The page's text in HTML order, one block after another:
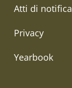
Atti di notifica
Privacy
Yearbook